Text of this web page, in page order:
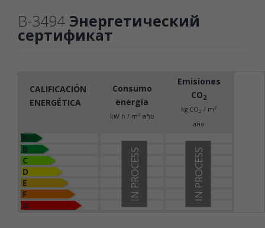
B-3494 Энергетический
сертификат
CALIFICACIÓN
ENERGÉTICA
Consumo
energía
kW h / m2 año
Emisiones
CO2
kg CO2 / m2
año
B
C
D
E
F
G
IN PROCESS
IN PROCESS